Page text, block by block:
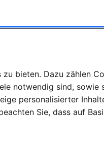
– SEO/SEA (m/
Dental / Aligner in
bieten. Dazu zählen
notwendig sind, sowie
personalisierter
Sie, dass auf